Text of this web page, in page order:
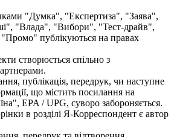
"Думка", "Експертиза", "Заява",
"Влада", "Вибори", "Тест-драйв",
публікуються на правах
створюється спільно з
публікація, передрук, чи наступне
що містить посилання на
EPA / UPG, суворо забороняється.
в розділі Я-Корреспондент є автор